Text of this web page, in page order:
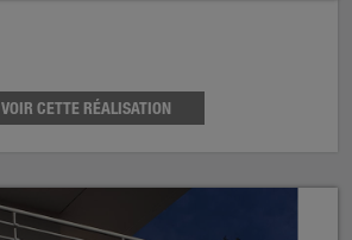
VOIR CETTE RÉALISATION